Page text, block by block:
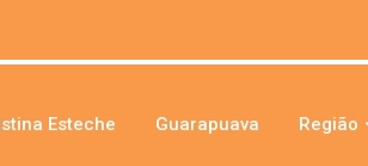
Esteche Guarapuava Região